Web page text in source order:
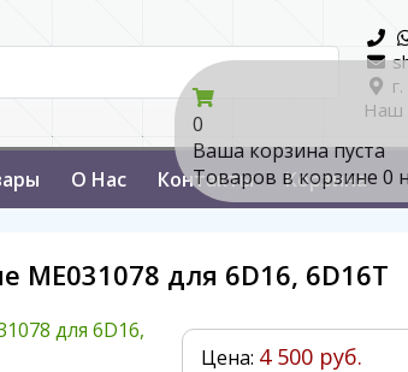
0
Ваша корзина пуста
Товаров в корзине 0
Наш
О Нас Контакты Корзина
для 6D16, 6D16T
Цена: 4 500 руб.